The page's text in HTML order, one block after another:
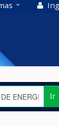
Ir